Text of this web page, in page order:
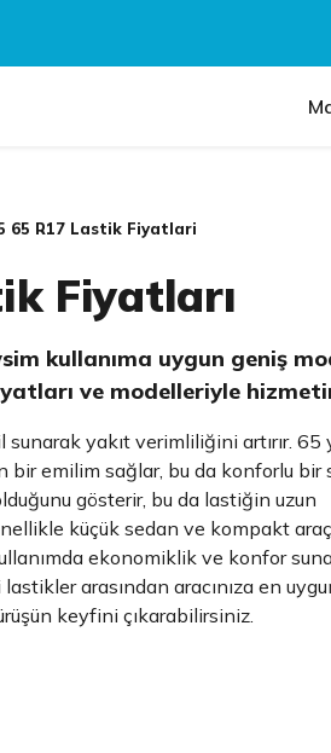
65 R17 Lastik Fiyatlari
Fiyatları
kullanıma uygun geniş
ve modelleriyle
yakıt verimliliğini artırır. 65
bir emilim sağlar, bu da konforlu bir
gösterir, bu da lastiğin uzun
küçük sedan ve kompakt
ekonomiklik ve konfor
arasından aracınıza en
keyfini çıkarabilirsiniz.